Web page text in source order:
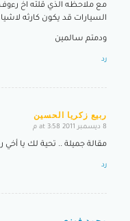
مع ملاحظه الذي قلته اخ
السيارات قد يكون كارثه
ودمتم سالمين
رد
ربيع زكريا الحسين
says:
8 ديسمبر 2011 at 3:58 م
مقالة جميلة .. تحية لك يا أخي
رد